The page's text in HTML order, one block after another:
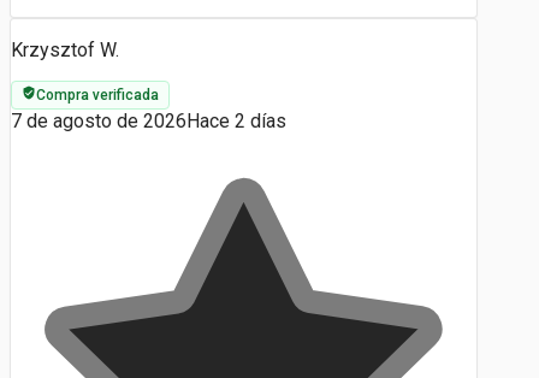
Krzysztof W.
Compra verificada
7 de agosto de 2026 Hace 2 días